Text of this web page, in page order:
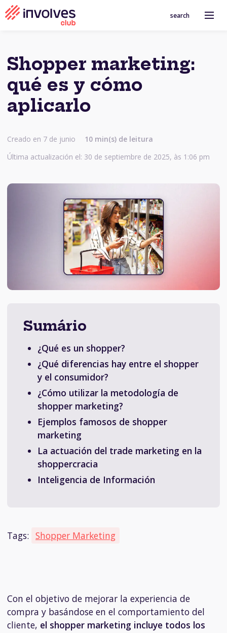
search
Shopper marketing:
qué es y cómo
aplicarlo
Creado en 7 de junio
10 min(s) de leitura
Última actualización el: 30 de septiembre de 2025, às 1:06 pm
Sumário
¿Qué es un shopper?
¿Qué diferencias hay entre el shopper
y el consumidor?
¿Cómo utilizar la metodología de
shopper marketing?
Ejemplos famosos de shopper
marketing
La actuación del trade marketing en la
shoppercracia
Inteligencia de Información
Tags: Shopper Marketing
Con el objetivo de mejorar la experiencia de
compra y basándose en el comportamiento del
cliente, el shopper marketing incluye todos los